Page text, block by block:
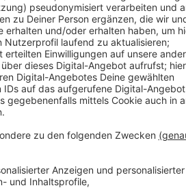
"Petersfisch in